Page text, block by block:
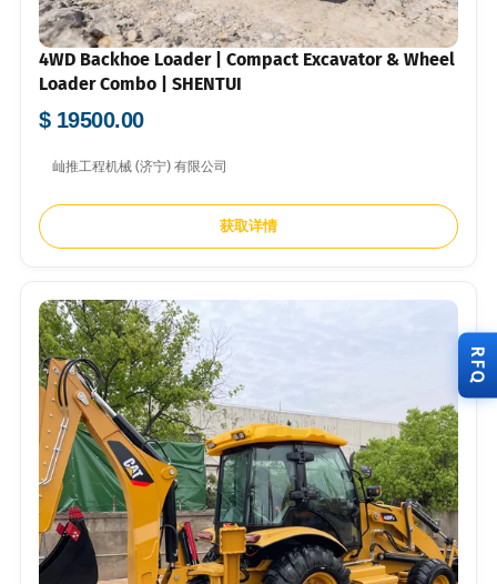
4WD Backhoe Loader | Compact Excavator & Wheel
Loader Combo | SHENTUI
$ 19500.00
屾推工程机械 (济宁) 有限公司
获取详情
RFQ